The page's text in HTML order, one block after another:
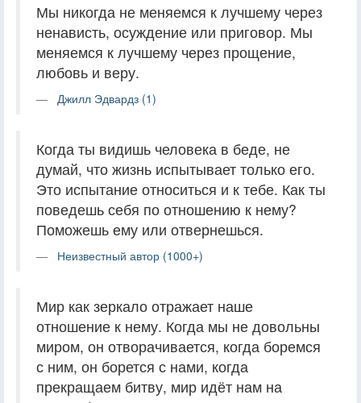
Мы никогда не меняемся к лучшему через
ненависть, осуждение или приговор. Мы
меняемся к лучшему через прощение,
любовь и веру.
Джилл Эдвардз (1)
Когда ты видишь человека в беде, не
думай, что жизнь испытывает только его.
Это испытание относиться и к тебе. Как ты
поведешь себя по отношению к нему?
Поможешь ему или отвернешься.
Неизвестный автор (1000+)
Мир как зеркало отражает наше
отношение к нему. Когда мы не довольны
миром, он отворачивается, когда боремся
с ним, он борется с нами, когда
прекращаем битву, мир идёт нам на